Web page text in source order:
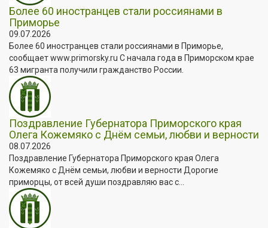
Более 60 иностранцев стали россиянами в
Приморье
09.07.2026
Более 60 иностранцев стали россиянами в Приморье,
сообщает www.primorsky.ru С начала года в Приморском крае
63 мигранта получили гражданство России.
Поздравление Губернатора Приморского края
Олега Кожемяко с Днём семьи, любви и верности
08.07.2026
Поздравление Губернатора Приморского края Олега
Кожемяко с Днём семьи, любви и верности Дорогие
приморцы, от всей души поздравляю вас с...